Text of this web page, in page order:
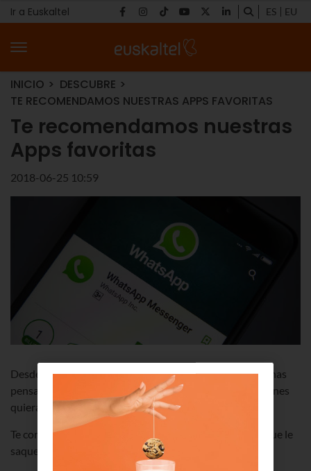
Ir a Euskaltel ES EU
INICIO
DESCUBRE
TE RECOMENDAMOS NUESTRAS APPS FAVORITAS
Te recomendamos nuestras
Apps favoritas
2018-06-25 10:59
Desde Apps para moverte por todo Euskadi, hasta algunas
pensadas para amantes de la música o incluso para quienes
quieran aprender algún idioma.
Te contamos cuáles son nuestras Apps favoritas, para que le
saques chispas a tu Smartphone.